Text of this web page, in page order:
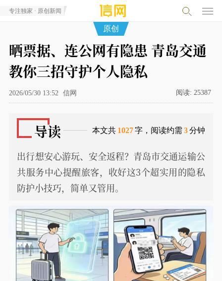
专注独家 · 原创新闻
原创
晒票据、连公网有隐患 青岛交通
教你三招守护个人隐私
2026/05/30 13:52 信网 阅读: 25387
导读 本文共 1027字，阅读约需 3分钟
出行想安心游玩、安全返程？青岛市交通运输公
共服务中心提醒旅客，收好这3个超实用的隐私
防护小技巧，简单又管用。